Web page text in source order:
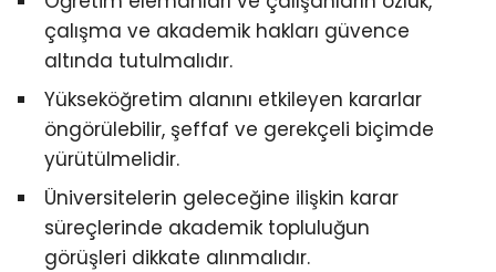
çalışma ve akademik hakları güvence
altında tutulmalıdır.
Yükseköğretim alanını etkileyen kararlar
öngörülebilir, şeffaf ve gerekçeli biçimde
yürütülmelidir.
Üniversitelerin geleceğine ilişkin karar
süreçlerinde akademik topluluğun
görüşleri dikkate alınmalıdır.